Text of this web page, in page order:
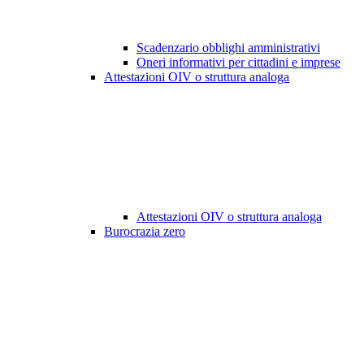
Scadenzario obblighi amministrativi
Oneri informativi per cittadini e imprese
Attestazioni OIV o struttura analoga
Attestazioni OIV o struttura analoga
Burocrazia zero